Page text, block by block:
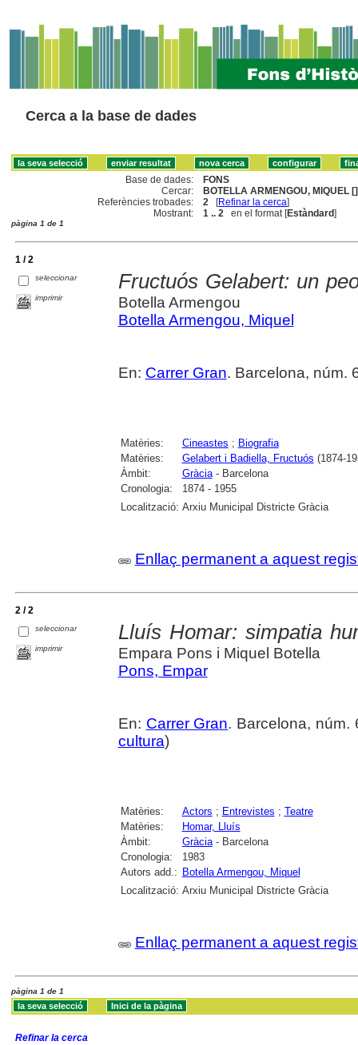
Cerca a la base de dades
Base de dades:
FONS
Cercar:
BOTELLA ARMENGOU, MIQUEL []
Referències trobades:
2 [Refinar la cerca]
Mostrant:
1 .. 2 en el format [Estàndard]
pàgina 1 de 1
1 / 2
seleccionar
imprimir
Fructuós Gelabert: un
Botella Armengou
Botella Armengou, Miquel
En: Carrer Gran. Barcelona, núm.
Matèries: Cineastes ; Biografia
Matèries:
Gelabert i Badiella, Fructuós (1874-
Àmbit:
Gràcia- Barcelona
Cronologia:
1874 - 1955
Localització: Arxiu Municipal Districte Gràcia
Enllaç permanent a aquest
2 / 2
seleccionar
imprimir
Lluís Homar: simpatia
Empara Pons i Miquel Botella
Pons, Empar
En: Carrer Gran. Barcelona, núm.
cultura)
Matèries: Actors ; Entrevistes ; Teatre
Matèries:
Homar, Lluís
Àmbit:
Gràcia- Barcelona
Cronologia:
1983
Autors add.: Botella Armengou, Miquel
Localització: Arxiu Municipal Districte Gràcia
Enllaç permanent a aquest
pàgina 1 de 1
Refinar la cerca